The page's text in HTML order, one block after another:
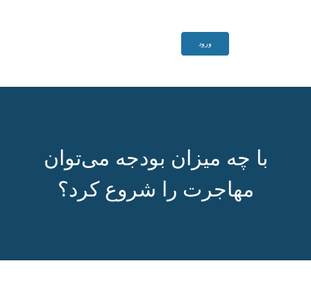
ورود
با چه میزان بودجه می‌توان
مهاجرت را شروع کرد؟